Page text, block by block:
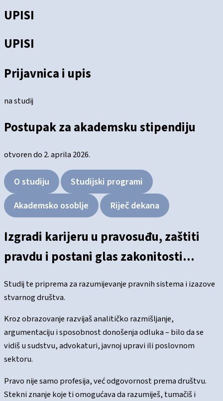
UPISI
UPISI
Prijavnica i upis
na studij
Postupak za akademsku stipendiju
otvoren do 2. aprila 2026.
O studiju
Studijski programi
Akademsko osoblje
Riječ dekana
Izgradi karijeru u pravosuđu, zaštiti
pravdu i postani glas zakonitosti…
Studij te priprema za razumijevanje pravnih sistema i izazove
stvarnog društva.
Kroz obrazovanje razvijaš analitičko razmišljanje,
argumentaciju i sposobnost donošenja odluka – bilo da se
vidiš u sudstvu, advokaturi, javnoj upravi ili poslovnom
sektoru.
Pravo nije samo profesija, već odgovornost prema društvu.
Stekni znanje koje ti omogućava da razumiješ, tumačiš i